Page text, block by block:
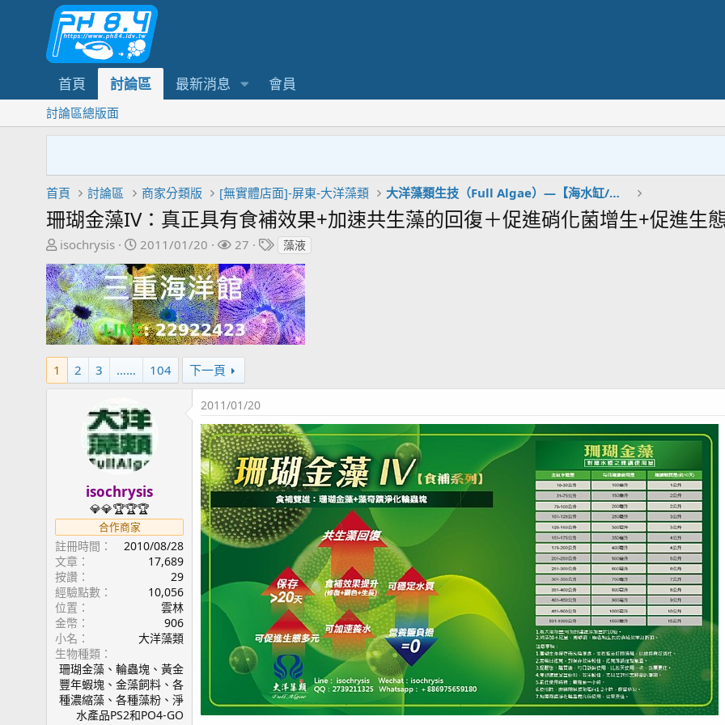
首頁 討論區 最新消息 會員
討論區總版面
首頁 討論區 商家分類版 [無實體店面]-屏東-大洋藻類 大洋藻類生技（Full Algae）—【海水缸/淡水缸】
珊瑚金藻IV：真正具有食補效果+加速共生藻的回復＋促進硝化菌增生+促進生
主
題
發
起
人
isochrysis
開
始
日
期
2011/01/20
關
注
者
27
標
籤
藻液
1 2 3 …… 104 下一頁
isochrysis
💎💎🏆🏆🏆
合作商家
註冊時間
2010/08/28
文章
17,689
按讚
29
經驗點數
10,056
位置
雲林
金幣
906
小名
大洋藻類
生物種類
珊瑚金藻、輪蟲塊、黃金
豐年蝦塊、金藻飼料、各
種濃縮藻、各種藻粉、淨
水產品PS2和PO4-GO
2011/01/20